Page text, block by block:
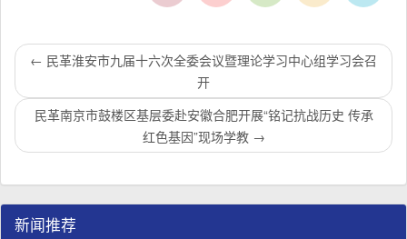
← 民革淮安市九届十六次全委会议暨理论学习中心组学习会召
开
民革南京市鼓楼区基层委赴安徽合肥开展“铭记抗战历史 传承
红色基因”现场学教 →
新闻推荐